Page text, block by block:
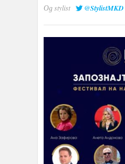
Одstylist @StylistMKD